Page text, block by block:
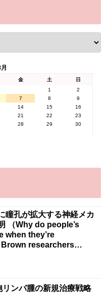
金 土
日
1
2
7 8
9
14 15
16
21 22
23
28 29
30
瞳孔が拡大する神経メカ
（Why do people’s
when they’re
researchers
リンパ腫の新規治療戦略